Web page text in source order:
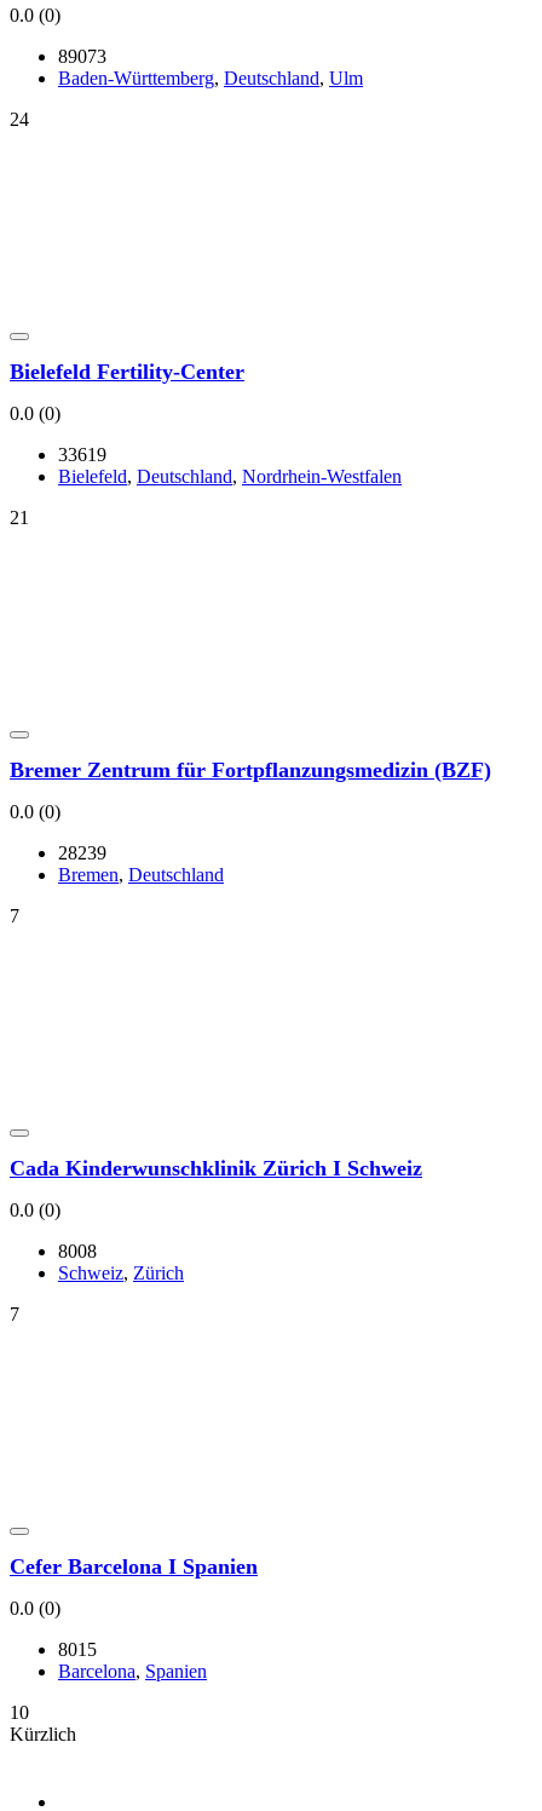
0.0 (0)
89073
Baden-Würt­tem­berg, Deutsch­land, Ulm
24
Bie­le­feld Fer­­ti­­li­­ty-Cen­­­ter
0.0 (0)
33619
Bie­le­feld, Deutsch­land, Nord­rhein-West­fa­len
21
Bre­mer Zen­trum für Fort­pflan­zungs­me­di­zin (BZF)
0.0 (0)
28239
Bre­men, Deutsch­land
7
Cada Kin­der­wunsch­kli­nik Zürich I Schweiz
0.0 (0)
8008
Schweiz, Zürich
7
Cefer Bar­ce­lo­na I Spa­ni­en
0.0 (0)
8015
Bar­ce­lo­na, Spa­ni­en
10
Kürzlich